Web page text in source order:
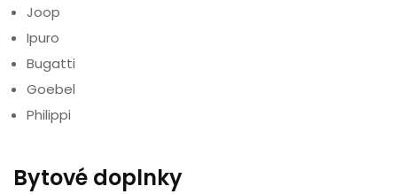
Joop
Ipuro
Bugatti
Goebel
Philippi
Bytové doplnky